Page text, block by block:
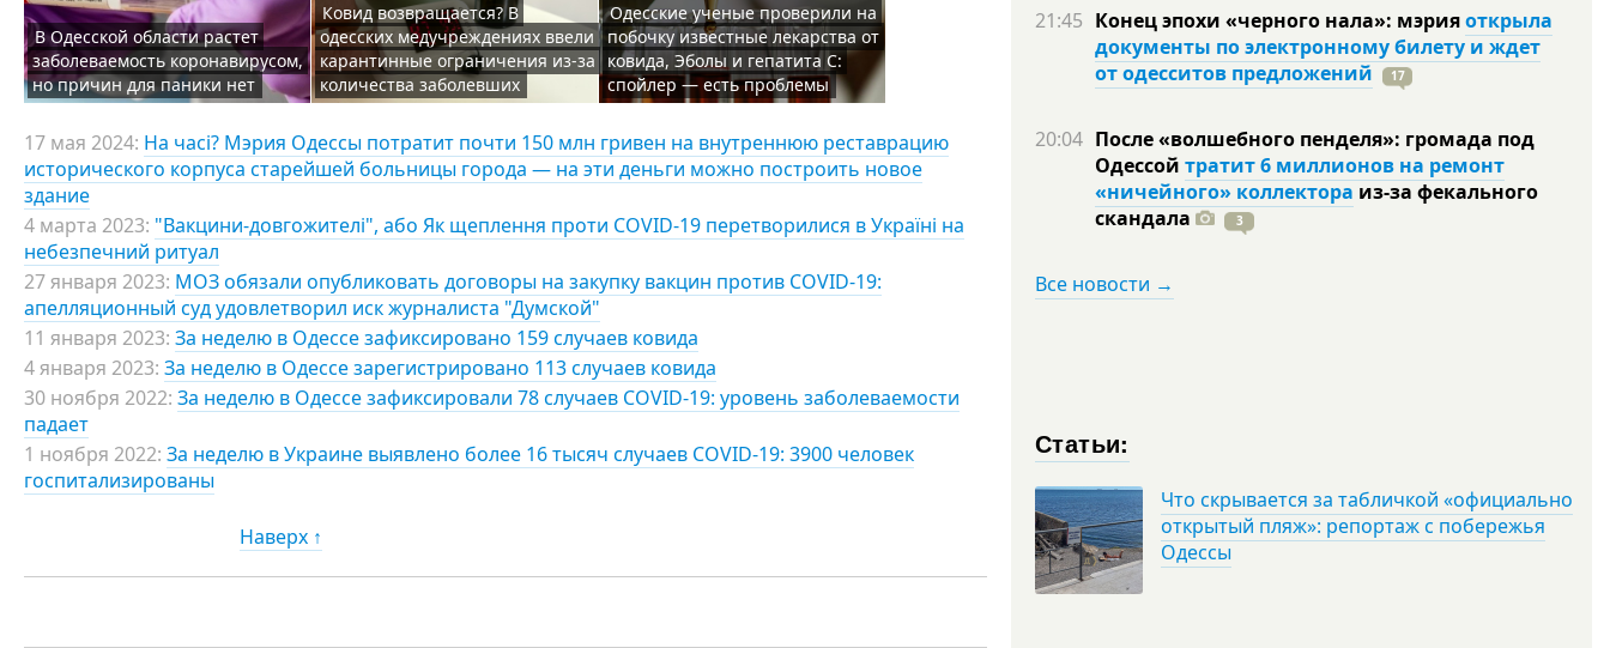
В Одесской области растет
заболеваемость коронавирусом,
но причин для паники нет
Ковид возвращается? В
одесских медучреждениях ввели
карантинные ограничения из-за
количества заболевших
Одесские ученые проверили на
побочку известные лекарства от
ковида, Эболы и гепатита С:
спойлер — есть проблемы
17 мая 2024: На часі? Мэрия Одессы потратит почти 150 млн гривен на внутреннюю реставрацию
исторического корпуса старейшей больницы города — на эти деньги можно построить новое
здание
4 марта 2023: "Вакцини-довгожителі", або Як щеплення проти COVID-19 перетворилися в Україні на
небезпечний ритуал
27 января 2023: МОЗ обязали опубликовать договоры на закупку вакцин против COVID-19:
апелляционный суд удовлетворил иск журналиста "Думской"
11 января 2023: За неделю в Одессе зафиксировано 159 случаев ковида
4 января 2023: За неделю в Одессе зарегистрировано 113 случаев ковида
30 ноября 2022: За неделю в Одессе зафиксировали 78 случаев COVID-19: уровень заболеваемости
падает
1 ноября 2022: За неделю в Украине выявлено более 16 тысяч случаев COVID-19: 3900 человек
госпитализированы
Наверх ↑
21:45 Конец эпохи «черного нала»: мэрияоткрыла
документы по электронному билету и ждет
от одесситов предложений
17
20:04 После «волшебного пенделя»: громада под
Одессой тратит 6 миллионов на ремонт
«ничейного» коллектора из-за фекального
скандала
3
Все новости →
Статьи:
Что скрывается за табличкой «официально
открытый пляж»: репортаж с побережья
Одессы